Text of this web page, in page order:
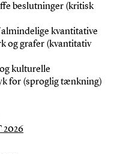
beslutninger (kritisk
kvantitative
og grafer (kvantitativ
kulturelle
for (sproglig tænkning)
2026